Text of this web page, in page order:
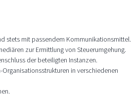
stets mit passendem Kommunikationsmittel.
zur Ermittlung von Steuerumgehung.
der beteiligten Instanzen.
in verschiedenen